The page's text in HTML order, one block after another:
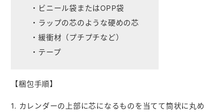
・ビニール袋またはOPP袋
・ラップの芯のような硬めの芯
・緩衝材（プチプチなど）
・テープ
【梱包手順】
1. カレンダーの上部に芯になるものを当てて筒状に丸め